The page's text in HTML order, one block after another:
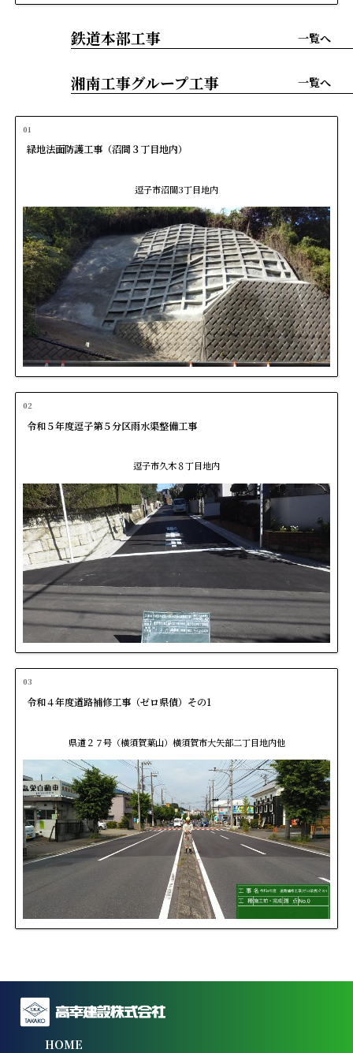
鉄道本部工事 一覧へ
湘南工事グループ工事 一覧へ
01
緑地法面防護工事（沼間３丁目地内）
逗子市沼間3丁目地内
02
令和５年度逗子第５分区雨水渠整備工事
逗子市久木８丁目地内
03
令和４年度道路補修工事（ゼロ県債）その1
県道２７号（横須賀葉山）横須賀市大矢部二丁目地内他
HOME